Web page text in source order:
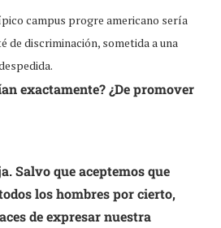
campus progre americano sería
de discriminación, sometida a una
exactamente? ¿De promover
Salvo que aceptemos que
los hombres por cierto,
de expresar nuestra